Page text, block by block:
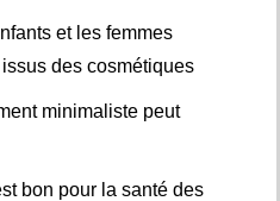
et les femmes
des cosmétiques
minimaliste peut
bon pour la santé des